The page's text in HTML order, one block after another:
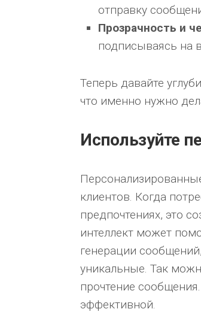
отправку
Прозрачность и
подписываясь на
Теперь давайте
что именно нужно
Используйте
клиентов. Когда
предпочтениях, это
интеллект может
генерации
уникальные. Так
прочтение
эффективной.